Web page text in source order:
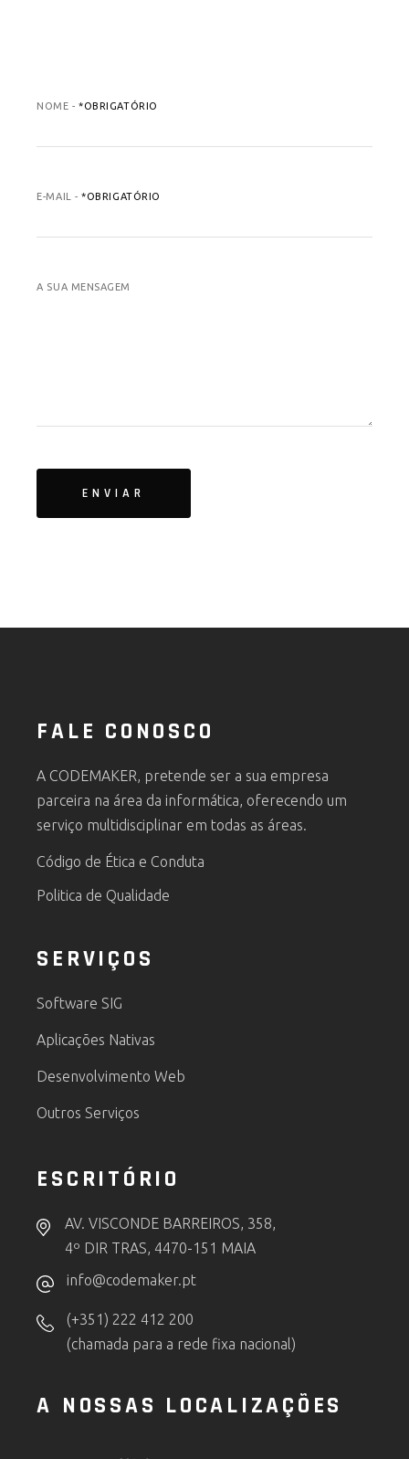
NOME -*OBRIGATÓRIO
E-MAIL -*OBRIGATÓRIO
A SUA MENSAGEM
ENVIAR
FALE CONOSCO
A CODEMAKER, pretende ser a sua empresa
parceira na área da informática, oferecendo um
serviço multidisciplinar em todas as áreas.
Código de Ética e Conduta
Politica de Qualidade
SERVIÇOS
Software SIG
Aplicações Nativas
Desenvolvimento Web
Outros Serviços
ESCRITÓRIO
AV. VISCONDE BARREIROS, 358,
4º DIR TRAS, 4470-151 MAIA
info@codemaker.pt
(+351) 222 412 200
(chamada para a rede fixa nacional)
A NOSSAS LOCALIZAÇÕES